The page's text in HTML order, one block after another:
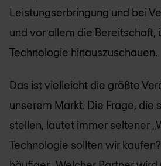
Leistungserbringung und bei
und vor allem die Bereitschaft,
Technologie hinauszuschauen.
Das ist vielleicht die größte
unserem Markt. Die Frage, die
stellen, lautet immer seltener
Technologie sollten wir